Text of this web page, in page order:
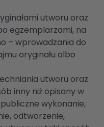
utworu oraz
egzemplarzami, na
– wprowadzania do
oryginału albo
utworu oraz
inny niż opisany w
wykonanie,
odtworzenie,